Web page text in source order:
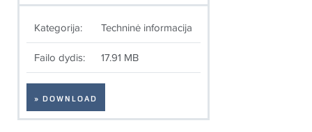
Kategorija: Techninė informacija
Failo dydis: 17.91 MB
» DOWNLOAD